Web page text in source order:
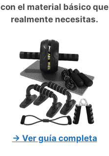
con el material básico que
realmente necesitas.
→ Ver guía completa